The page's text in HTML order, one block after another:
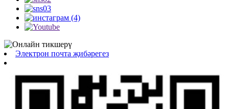
Электрон почта җибәрегез